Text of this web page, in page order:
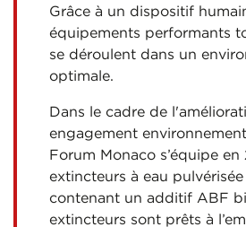
Grâce à un dispositif
équipements performants
se déroulent dans un
optimale.
Dans le cadre de
engagement
Forum Monaco s’équipe
extincteurs à eau
contenant un additif ABF
extincteurs sont prêts à